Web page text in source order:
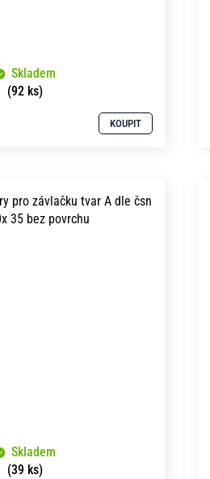
Skladem
(92 ks)
KOUPIT
pro závlačku tvar A dle čsn
2111 10x 35 bez povrchu
Skladem
(39 ks)